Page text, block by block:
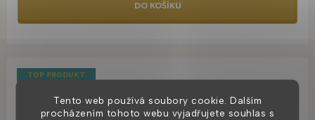
Tento web používá soubory cookie. Dalším
procházením tohoto webu vyjadřujete souhlas s
DO KOŠÍKU
TOP PRODUKT